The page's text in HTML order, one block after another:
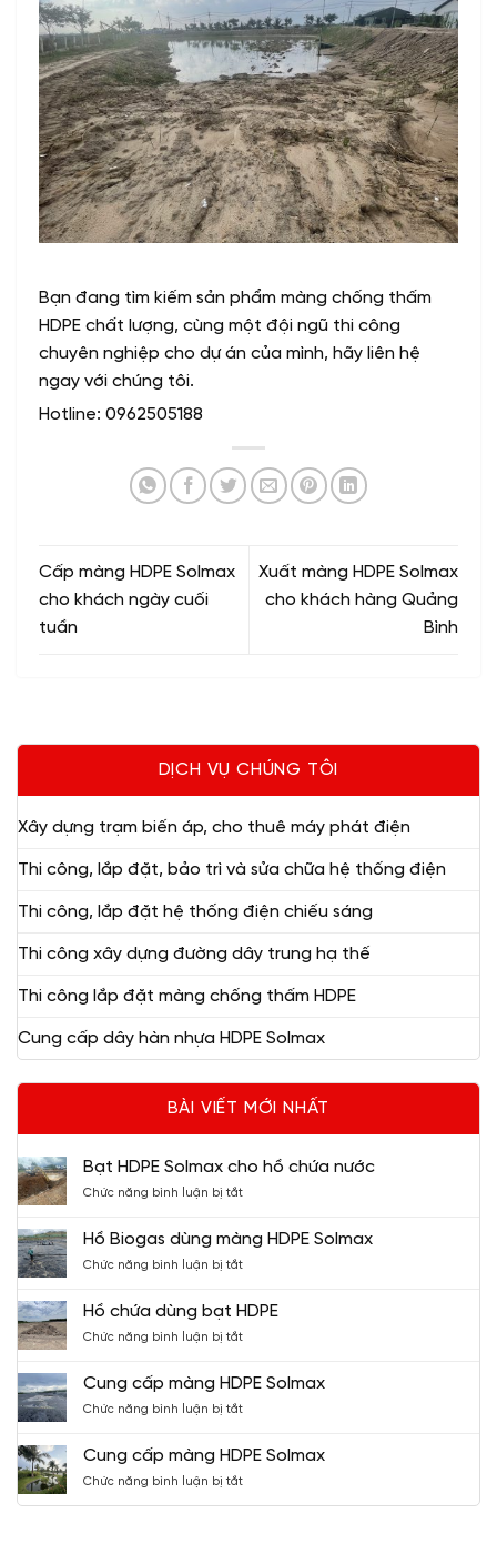
DỊCH VỤ CHÚNG TÔI
Xây dựng trạm biến áp, cho thuê máy phát điện
Thi công, lắp đặt, bảo trì và sửa chữa hệ thống điện
Thi công, lắp đặt hệ thống điện chiếu sáng
Thi công xây dựng đường dây trung hạ thế
Thi công lắp đặt màng chống thấm HDPE
Cung cấp dây hàn nhựa HDPE Solmax
BÀI VIẾT MỚI NHẤT
Bạt HDPE Solmax cho hồ chứa nước
Chức năng bình luận bị tắtở
HDPE
Solmax
cho
chứa
Hồ Biogas dùng màng HDPE Solmax
Chức năng bình luận bị tắtở
Biogas
dùng
màng
Solmax
Hồ chứa dùng bạt HDPE
Chức năng bình luận bị tắtở
chứa
dùng
bạt
Cung cấp màng HDPE Solmax
Chức năng bình luận bị tắtở
cấp
màng
HDPE
Solmax
Cung cấp màng HDPE Solmax
Chức năng bình luận bị tắtở
Bạn đang tìm kiếm sản phẩm màng chống thấm
HDPE chất lượng, cùng một đội ngũ thi công
chuyên nghiệp cho dự án của mình, hãy liên hệ
ngay với chúng tôi.
Hotline: 0962505188
Cấp màng HDPE Solmax
cho khách ngày cuối
tuần
Xuất màng HDPE Solmax
cho khách hàng Quảng
Bình